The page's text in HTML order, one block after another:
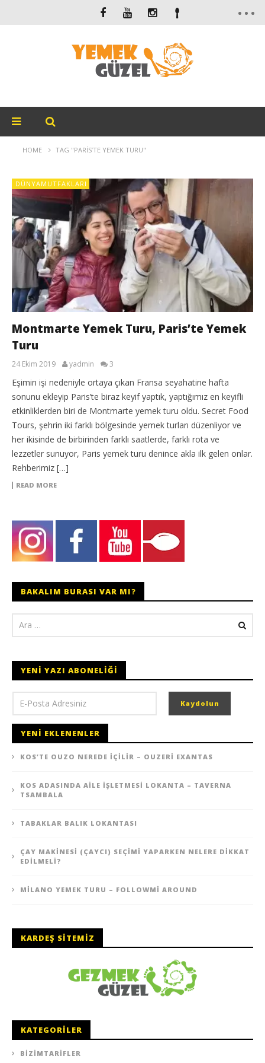
HOME TAG "PARIS’TE YEMEK TURU"
DÜNYAMUTFAKLARI
Montmarte Yemek Turu, Paris’te Yemek
Turu
24 Ekim 2019 yadmin 3
Eşimin işi nedeniyle ortaya çıkan Fransa seyahatine hafta
sonunu ekleyip Paris’te biraz keyif yaptık, yaptığımız en keyifli
etkinliklerden biri de Montmarte yemek turu oldu. Secret Food
Tours, şehrin iki farklı bölgesinde yemek turları düzenliyor ve
her ikisinde de birbirinden farklı saatlerde, farklı rota ve
lezzetler sunuyor, Paris yemek turu denince akla ilk gelen onlar.
Rehberimiz […]
READ MORE
BAKALIM BURASI VAR MI?
YENI YAZI ABONELIĞI
YENI EKLENENLER
KOS’TE OUZO NEREDE İÇILIR – OUZERI EXANTAS
KOS ADASINDA AILE İŞLETMESI LOKANTA – TAVERNA
TSAMBALA
TABAKLAR BALIK LOKANTASI
ÇAY MAKINESI (ÇAYCI) SEÇIMI YAPARKEN NELERE DIKKAT
EDILMELI?
MILANO YEMEK TURU – FOLLOWMI AROUND
KARDEŞ SITEMIZ
KATEGORILER
BIZIMTARIFLER